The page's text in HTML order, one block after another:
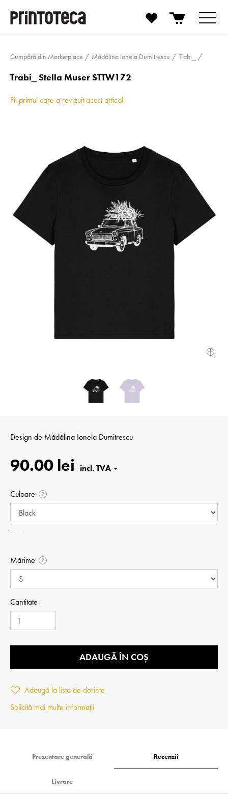
Cumpără din Marketplace Mădălina Ionela Dumitrescu Trabi_
Trabi_ Stella Muser STTW172
Fii primul care a revizuit acest articol
Design de Mădălina Ionela Dumitrescu
90.00 lei
Culoare ?
Mărime ?
Cantitate
ADAUGĂ ÎN COȘ
Adaugă la lista de dorințe
Solicită mai multe informații
Prezentare generală Recenzii
Livrare